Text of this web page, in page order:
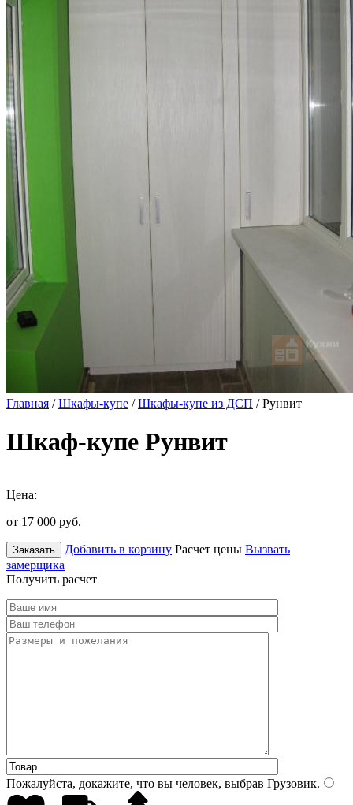
Главная /Шкафы-купе /Шкафы-купе из ДСП / Рунвит
Шкаф-купе Рунвит
Цена:
от 17 000 руб.
Заказать Добавить в корзину Расчет цены Вызвать
замерщика
Получить расчет
Пожалуйста, докажите, что вы человек, выбрав Грузовик.